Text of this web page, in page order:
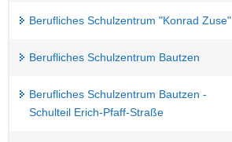
Berufliches Schulzentrum "Konrad Zuse"
Berufliches Schulzentrum Bautzen
Berufliches Schulzentrum Bautzen -
Schulteil Erich-Pfaff-Straße